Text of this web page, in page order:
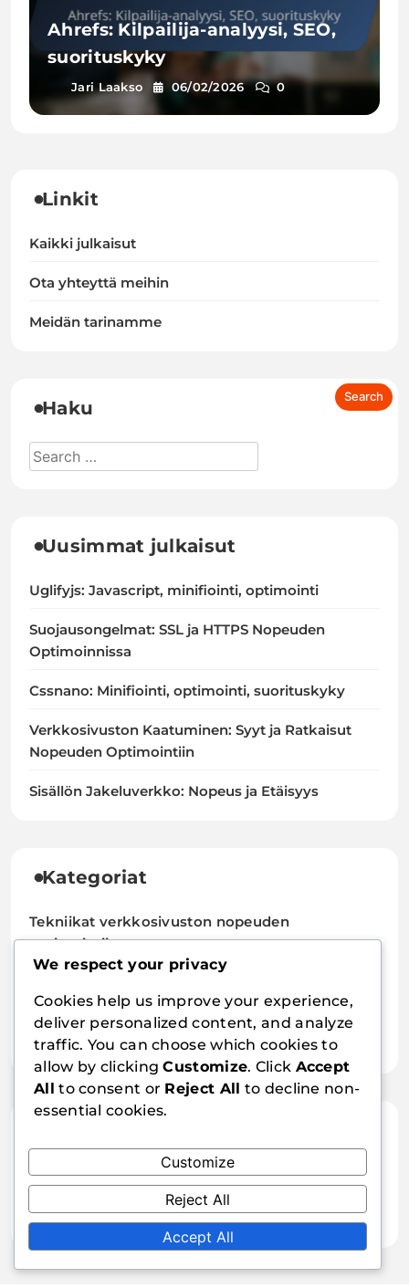
Ahrefs: Kilpailija-analyysi, SEO,
suorituskyky
Jari Laakso 06/02/2026 0
Linkit
Kaikki julkaisut
Ota yhteyttä meihin
Meidän tarinamme
Haku
Uusimmat julkaisut
Uglifyjs: Javascript, minifiointi, optimointi
Suojausongelmat: SSL ja HTTPS Nopeuden
Optimoinnissa
Cssnano: Minifiointi, optimointi, suorituskyky
Verkkosivuston Kaatuminen: Syyt ja Ratkaisut
Nopeuden Optimointiin
Sisällön Jakeluverkko: Nopeus ja Etäisyys
Kategoriat
Tekniikat verkkosivuston nopeuden
optimointiin
Yleisimmät ongelmat verkkosivuston
nopeudessa
February 2026
January 2026
We respect your privacy
Cookies help us improve your experience,
deliver personalized content, and analyze
traffic. You can choose which cookies to
allow by clickingCustomize. Click Accept
All to consent or Reject All to decline non-
essential cookies.
Customize
Reject All
Accept All